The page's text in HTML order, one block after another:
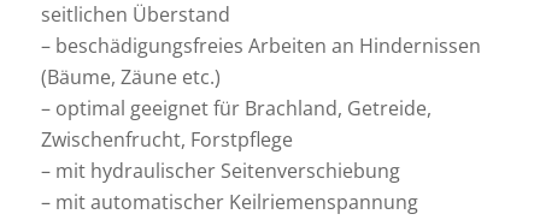
seitlichen Überstand
– beschädigungsfreies Arbeiten an Hindernissen
(Bäume, Zäune etc.)
– optimal geeignet für Brachland, Getreide,
Zwischenfrucht, Forstpflege
– mit hydraulischer Seitenverschiebung
– mit automatischer Keilriemenspannung